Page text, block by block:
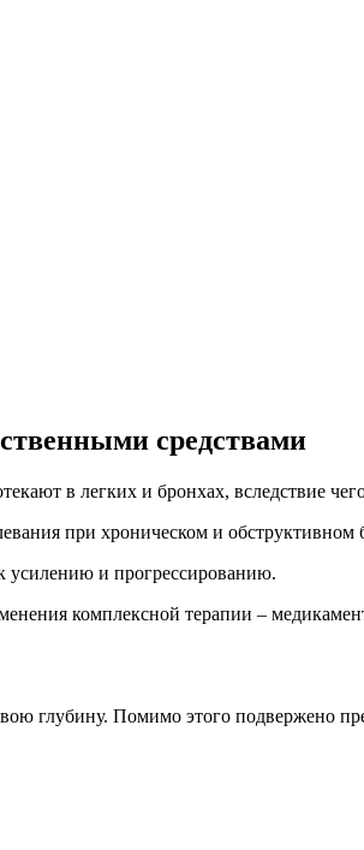
средствами
в легких и бронхах, вследствие
при хроническом и обструктивном
усилению и прогрессированию.
комплексной терапии –
глубину. Помимо этого подвержено